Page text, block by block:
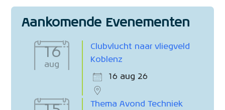
Aankomende Evenementen
16
aug
Clubvlucht naar vliegveld
Koblenz
16 aug 26
Thema Avond Techniek